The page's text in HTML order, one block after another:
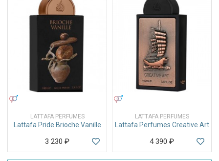
LATTAFA PERFUMES
Lattafa Pride Brioche Vanille
3 230 ₽
LATTAFA PERFUMES
Lattafa Perfumes Creative Art
4 390 ₽